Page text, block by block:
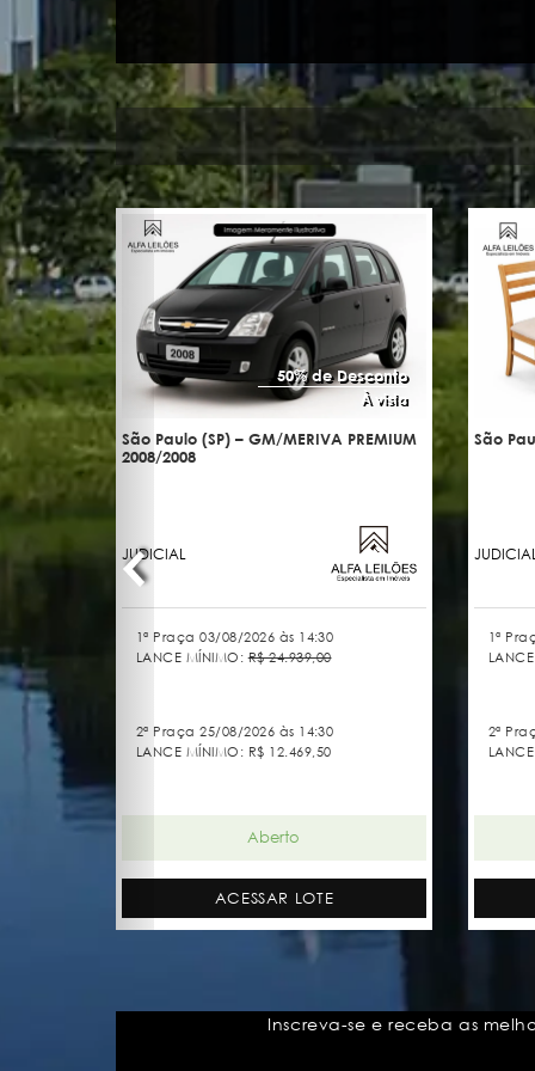
50% de Desconto
À vista
São Paulo (SP) – GM/MERIVA PREMIUM
2008/2008
JUDICIAL
1ª Praça 03/08/2026 às 14:30
LANCE MÍNIMO:R$ 24.939,00
2ª Praça 25/08/2026 às 14:30
LANCE MÍNIMO: R$ 12.469,50
Aberto
ACESSAR LOTE
São
1ª
2ª
Inscreva-se e receba as